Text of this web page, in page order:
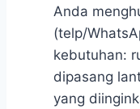
Anda
(telp/
kebutuhan:
dipasang
yang